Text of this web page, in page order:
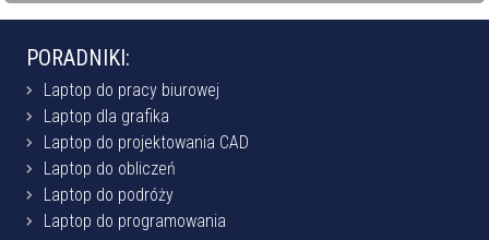
PORADNIKI:
Laptop do pracy biurowej
Laptop dla grafika
Laptop do projektowania CAD
Laptop do obliczeń
Laptop do podróży
Laptop do programowania